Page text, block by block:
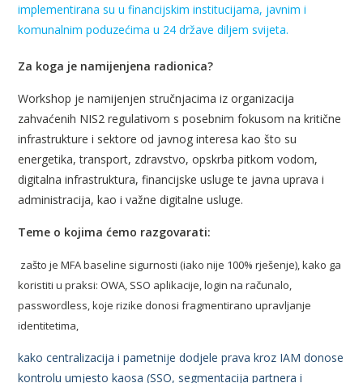
implementirana su u financijskim institucijama, javnim i
komunalnim poduzećima u 24 države diljem svijeta.
Za koga je namijenjena radionica?
Workshop je namijenjen stručnjacima iz organizacija
zahvaćenih NIS2 regulativom s posebnim fokusom na kritične
infrastrukture i sektore od javnog interesa kao što su
energetika, transport, zdravstvo, opskrba pitkom vodom,
digitalna infrastruktura, financijske usluge te javna uprava i
administracija, kao i važne digitalne usluge.
Teme o kojima ćemo razgovarati:
zašto je MFA baseline sigurnosti (iako nije 100% rješenje), kako ga
koristiti u praksi: OWA, SSO aplikacije, login na računalo,
passwordless, koje rizike donosi fragmentirano upravljanje
identitetima,
kako centralizacija i pametnije dodjele prava kroz IAM donose
kontrolu umjesto kaosa (SSO, segmentacija partnera i